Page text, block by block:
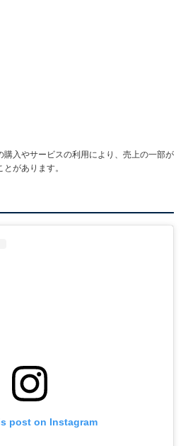
入やサービスの利用により、売上の一部が
があります。
post on Instagram